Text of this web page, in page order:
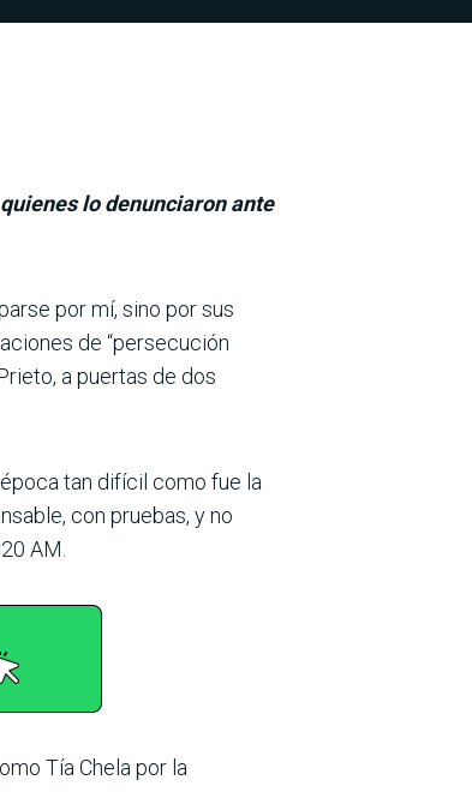
lo denunciaron ante
por mí, sino por sus
de “persecución
a puertas de dos
tan difí­cil como fue la
con pruebas, y no
AM.
Tía Chela por la